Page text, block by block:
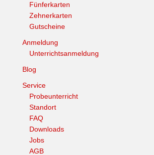
Fünferkarten
Zehnerkarten
Gutscheine
Anmeldung
Unterrichtsanmeldung
Blog
Service
Probeunterricht
Standort
FAQ
Downloads
Jobs
AGB